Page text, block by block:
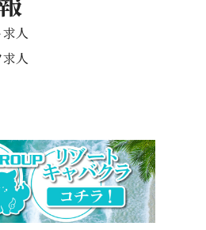
求人
人